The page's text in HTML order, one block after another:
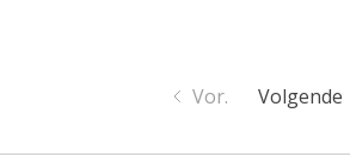
Vor. Volgende